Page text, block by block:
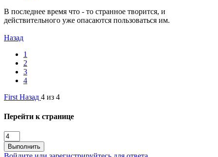
В последнее время что - то странное творится, и
действительного уже опасаются пользоваться им.
Назад
1
2
3
4
First Назад 4 из 4
Перейти к странице
Выполнить